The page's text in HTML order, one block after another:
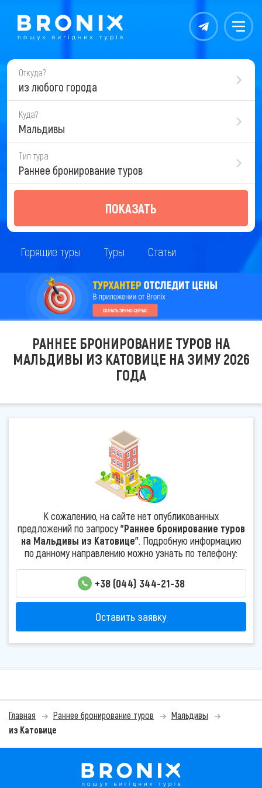
Контакты Меню
Откуда?
из любого города
Куда?
Мальдивы
Тип тура
Раннее бронирование туров
ПОКАЗАТЬ
Горящие туры Туры Статьи
РАННЕЕ БРОНИРОВАНИЕ ТУРОВ НА
МАЛЬДИВЫ ИЗ КАТОВИЦЕ НА ЗИМУ 2026
ГОДА
К сожалению, на сайте нет опубликованных
предложений по запросу"Раннее бронирование туров
на Мальдивы из Катовице". Подробную информацию
по данному направлению можно узнать по телефону:
+38 (044) 344-21-38
Оставить заявку
Главная Раннее бронирование туров
Мальдивы
из Катовице